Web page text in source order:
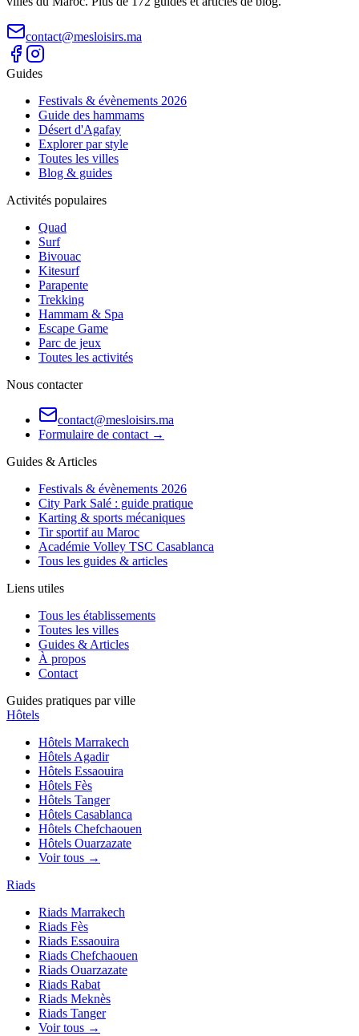
contact@mesloisirs.ma
Guides
Festivals & évènements 2026
Guide des hammams
Désert d'Agafay
Explorer par style
Toutes les villes
Blog & guides
Activités populaires
Quad
Surf
Bivouac
Kitesurf
Parapente
Trekking
Hammam & Spa
Escape Game
Parc de jeux
Toutes les activités
Nous contacter
contact@mesloisirs.ma
Formulaire de contact →
Guides & Articles
Festivals & évènements 2026
City Park Salé : guide pratique
Karting & sports mécaniques
Tir sportif au Maroc
Académie Volley TSC Casablanca
Tous les guides & articles
Liens utiles
Tous les établissements
Toutes les villes
Guides & Articles
À propos
Contact
Guides pratiques par ville
Hôtels
Hôtels Marrakech
Hôtels Agadir
Hôtels Essaouira
Hôtels Fès
Hôtels Tanger
Hôtels Casablanca
Hôtels Chefchaouen
Hôtels Ouarzazate
Voir tous →
Riads
Riads Marrakech
Riads Fès
Riads Essaouira
Riads Chefchaouen
Riads Ouarzazate
Riads Rabat
Riads Meknès
Riads Tanger
Voir tous →